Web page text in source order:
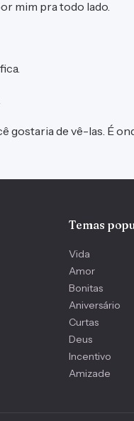
mim pra todo lado.
de vê-las. É
Temas
Vida
Amor
Bonitas
Aniversário
Curtas
Deus
Incentivo
Amizade